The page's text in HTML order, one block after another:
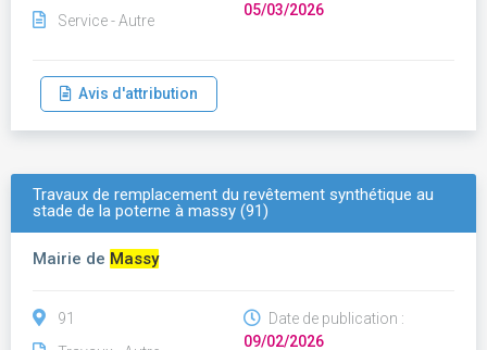
Service - Autre
05/03/2026
Avis d'attribution
Travaux de remplacement du revêtement synthétique au
stade de la poterne à massy (91)
Mairie de Massy
91
Date de publication :
09/02/2026